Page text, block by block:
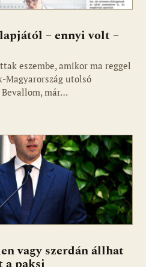
– ennyi volt –
eszembe, amikor ma reggel
Magyarország utolsó
már…
vagy szerdán állhat